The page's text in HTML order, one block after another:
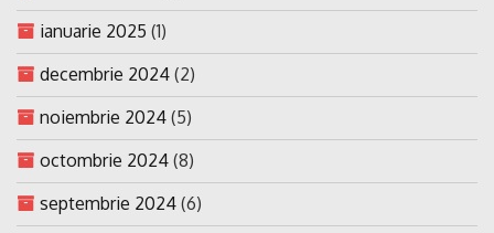
ianuarie 2025 (1)
decembrie 2024 (2)
noiembrie 2024 (5)
octombrie 2024 (8)
septembrie 2024 (6)